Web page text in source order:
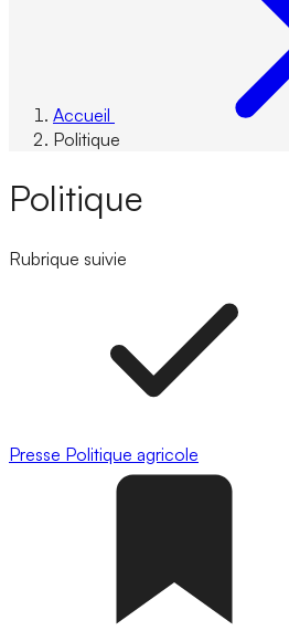
Accueil
Politique
Politique
Rubrique suivie
Presse Politique agricole